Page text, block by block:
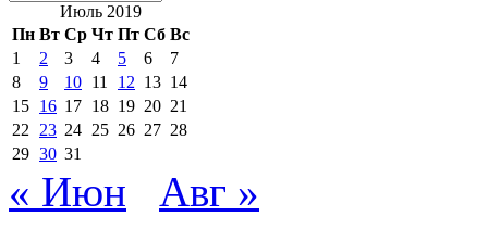
Июль 2019
Пн Вт Ср Чт Пт Сб Вс
1
2 3 4 5 6
7
8
9 10 11 12 13 14
15 16 17 18 19 20 21
22
23 24 25 26 27 28
29 30 31
« Июн Авг »